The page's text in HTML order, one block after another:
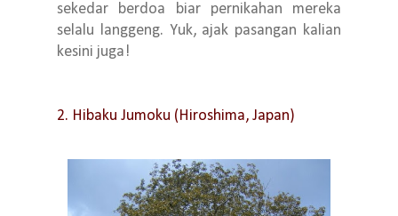
sekedar berdoa biar pernikahan mereka
selalu langgeng. Yuk, ajak pasangan kalian
kesini juga!
2. Hibaku Jumoku (Hiroshima, Japan)